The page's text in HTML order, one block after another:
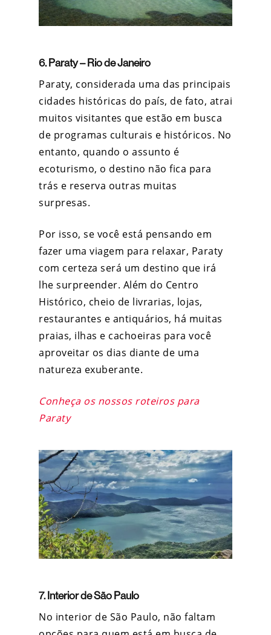
6. Paraty – Rio de Janeiro
Paraty, considerada uma das principais
cidades históricas do país, de fato, atrai
muitos visitantes que estão em busca
de programas culturais e históricos. No
entanto, quando o assunto é
ecoturismo, o destino não fica para
trás e reserva outras muitas
surpresas.
Por isso, se você está pensando em
fazer uma viagem para relaxar, Paraty
com certeza será um destino que irá
lhe surpreender. Além do Centro
Histórico, cheio de livrarias, lojas,
restaurantes e antiquários, há muitas
praias, ilhas e cachoeiras para você
aproveitar os dias diante de uma
natureza exuberante.
Conheça os nossos roteiros para
Paraty
7. Interior de São Paulo
No interior de São Paulo, não faltam